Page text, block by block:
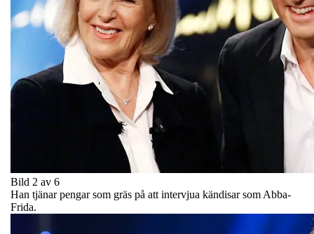
Bild 2 av 6
Han tjänar pengar som gräs på att intervjua kändisar som Abba-
Frida.